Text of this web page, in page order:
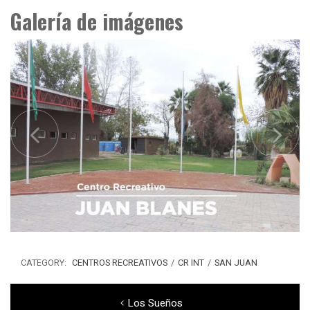
Galería de imágenes
CATEGORY: CENTROS RECREATIVOS / CR INT / SAN JUAN
Navegación Previous
Los Sueños